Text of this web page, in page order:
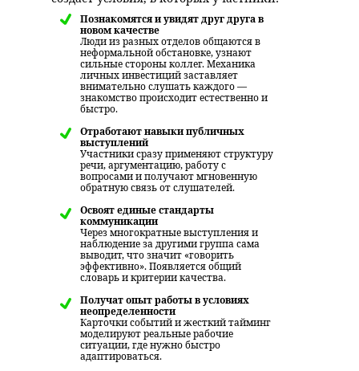
Познакомятся и увидят друг друга в
новом качестве
Люди из разных отделов общаются в
неформальной обстановке, узнают
сильные стороны коллег. Механика
личных инвестиций заставляет
внимательно слушать каждого —
знакомство происходит естественно и
быстро.
Отработают навыки публичных
выступлений
Участники сразу применяют структуру
речи, аргументацию, работу с
вопросами и получают мгновенную
обратную связь от слушателей.
Освоят единые стандарты
коммуникации
Через многократные выступления и
наблюдение за другими группа сама
выводит, что значит «говорить
эффективно». Появляется общий
словарь и критерии качества.
Получат опыт работы в условиях
неопределенности
Карточки событий и жесткий тайминг
моделируют реальные рабочие
ситуации, где нужно быстро
адаптироваться.